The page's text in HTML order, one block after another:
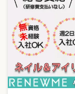
るのは、 充実した独
ランクのある方も、基礎
けセミナー 未経験の
セミナー多数。 ・接客・技術セミナー 未経験の方～更にスキルアップを
目指す方にも応えます。 ・検定・コンテスト対策セミナー 検定試
ンテスト出場対策も
プにつなげることが出来ます。 ・日本のネイル業界
によるセミナー 有名
を学ぶことができます。 ・接客・技術社内検定 社内独自の検定制度
り、自分の今の実力を試す事ができ
ご友人も無料で利用できます。 ◎美容施術割引制
で、ネイルやマツパ
として自己投資を続けられる環境で
社1年目/21歳) 年収300万円 ↓ ◆ネイルスタッフ(入社3年目／24歳) 年収3
80万円 ↓ ◆シニアスタッフ(入社5年
ージ H先生 NAILLITは
る仕組みがあります
ちはその諦めない心をサポートします
対策だけでなく、現場
ってまずは面接に来て